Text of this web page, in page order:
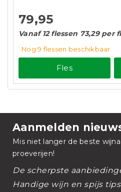
79,95
Vanaf 12 flessen 73,29 per
Nog 9 flessen beschikbaar
Fles
Aanmelden
Mis niet langer de beste
proeverijen!
De scherpste
Handige wijn en spijs tips